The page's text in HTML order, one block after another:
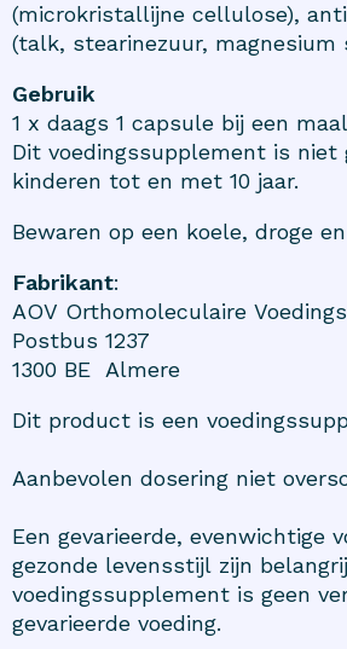
(microkristallijne cellulose),
(talk, stearinezuur, magnesium
Gebruik
1 x daags 1 capsule bij een
Dit voedingssupplement is niet
kinderen tot en met 10 jaar.
Bewaren op een koele, droge
Fabrikant:
AOV Orthomoleculaire
Postbus 1237
1300 BE Almere
Dit product is een
Aanbevolen dosering niet
Een gevarieerde, evenwichtige
gezonde levensstijl zijn
voedingssupplement is geen
gevarieerde voeding.